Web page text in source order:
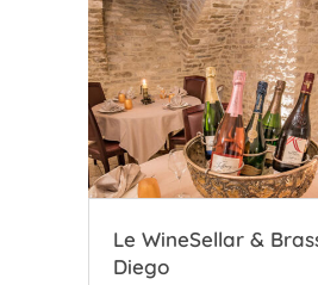
Le WineSellar &
Diego